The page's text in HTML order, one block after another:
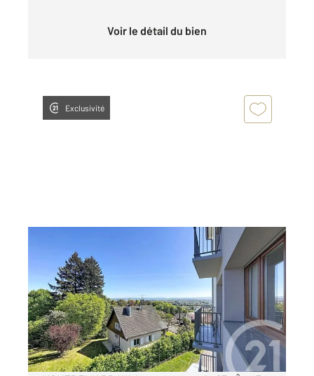
Voir le détail du bien
Exclusivité
66,76 m2 , 4 pièces
Ref : 30541
Appartement F4 à vendre
59 900 €
Visiter le site dédié